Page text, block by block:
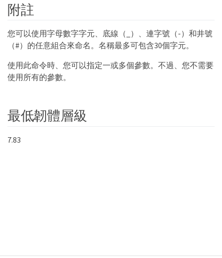
附註
您可以使用字母數字字元、底線（_）、連字號（-）和井號
（#）的任意組合來命名。名稱最多可包含30個字元。
使用此命令時、您可以指定一或多個參數。不過、您不需要
使用所有的參數。
最低韌體層級
7.83